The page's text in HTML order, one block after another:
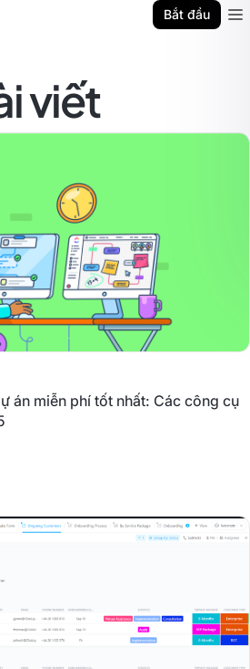
Bắt đầu
viết
án miễn phí tốt nhất: Các công cụ